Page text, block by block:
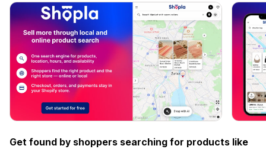
Get found by shoppers searching for products like